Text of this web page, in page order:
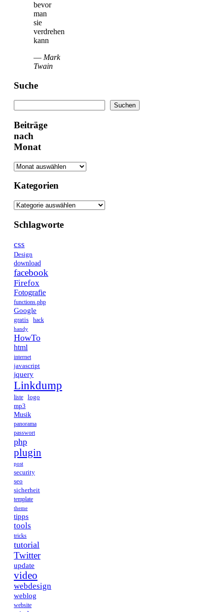
bevor
man
sie
verdrehen
kann
— Mark
Twain
Suche
Suchen
Beiträge
nach
Monat
Kategorien
Schlagworte
css
Design
download
facebook
Firefox
Fotografie
functions.php
Google
gratis hack
handy
HowTo
html
internet
javascript
jquery
Linkdump
liste
logo
mp3
Musik
panorama
passwort
php
plugin
post
security
seo
sicherheit
template
theme
tipps
tools
tricks
tutorial
Twitter
update
video
webdesign
weblog
website